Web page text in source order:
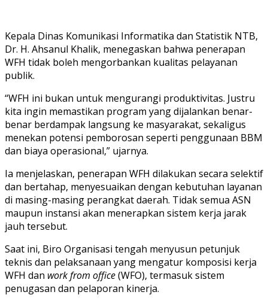
Kepala Dinas Komunikasi Informatika dan Statistik NTB,
Dr. H. Ahsanul Khalik, menegaskan bahwa penerapan
WFH tidak boleh mengorbankan kualitas pelayanan
publik.
“WFH ini bukan untuk mengurangi produktivitas. Justru
kita ingin memastikan program yang dijalankan benar-
benar berdampak langsung ke masyarakat, sekaligus
menekan potensi pemborosan seperti penggunaan BBM
dan biaya operasional,” ujarnya.
Ia menjelaskan, penerapan WFH dilakukan secara selektif
dan bertahap, menyesuaikan dengan kebutuhan layanan
di masing-masing perangkat daerah. Tidak semua ASN
maupun instansi akan menerapkan sistem kerja jarak
jauh tersebut.
Saat ini, Biro Organisasi tengah menyusun petunjuk
teknis dan pelaksanaan yang mengatur komposisi kerja
WFH dan work from office(WFO), termasuk sistem
penugasan dan pelaporan kinerja.